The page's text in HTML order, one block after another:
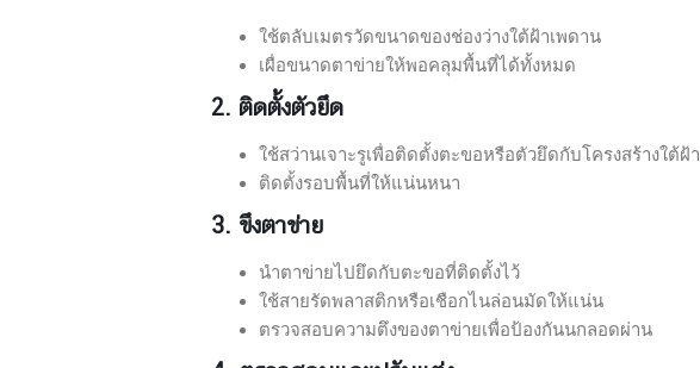
ใช้ตลับเมตรวัดขนาดของช่องว่างใต้ฝ้าเพดาน
เผื่อขนาดตาข่ายให้พอคลุมพื้นที่ได้ทั้งหมด
2. ติดตั้งตัวยึด
ใช้สว่านเจาะรูเพื่อติดตั้งตะขอหรือตัวยึดกับโครงสร้างใต้ฝ้า
ติดตั้งรอบพื้นที่ให้แน่นหนา
3. ขึงตาข่าย
นำตาข่ายไปยึดกับตะขอที่ติดตั้งไว้
ใช้สายรัดพลาสติกหรือเชือกไนล่อนมัดให้แน่น
ตรวจสอบความตึงของตาข่ายเพื่อป้องกันนกลอดผ่าน